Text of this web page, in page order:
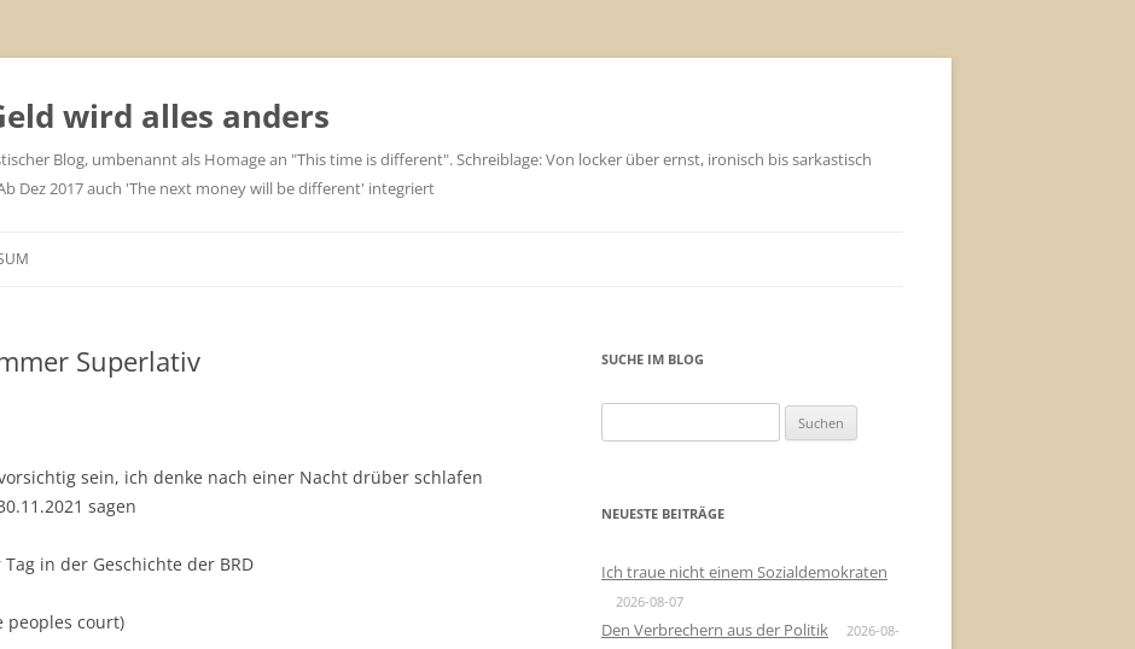
wird alles anders
Blog, umbenannt als Homage an "This time is different". Schreiblage: Von locker über ernst, ironisch bis sarkastisch
Dez 2017 auch 'The next money will be different' integriert
Superlativ
sein, ich denke nach einer Nacht drüber schlafen
sagen
in der Geschichte der BRD
peoples court)
SUCHE IM BLOG
nach:
NEUESTE BEITRÄGE
Ich traue nicht einem Sozialdemokraten
2026-08-07
Den Verbrechern aus der Politik
2026-08-